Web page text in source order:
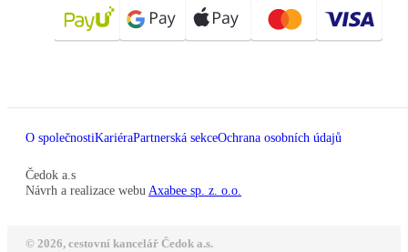
O společnostiKariéraPartnerská sekceOchrana osobních údajů
Čedok a.s
Návrh a realizace webu Axabee sp. z. o.o.
© 2026, cestovní kancelář Čedok a.s.